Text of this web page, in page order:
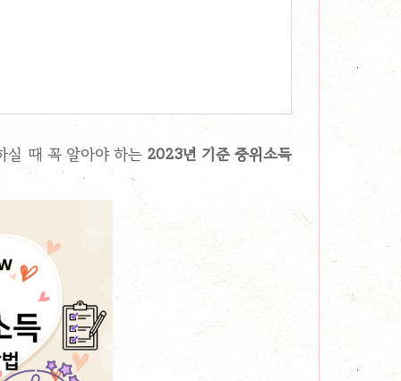
실 때 꼭 알아야 하는 2023년 기준 중위소득